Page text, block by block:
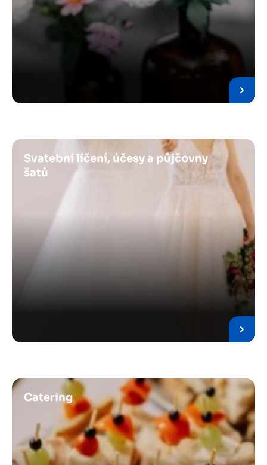
Obrázek
Svatební líčení, účesy a půjčovny
šatů
Obrázek
Catering